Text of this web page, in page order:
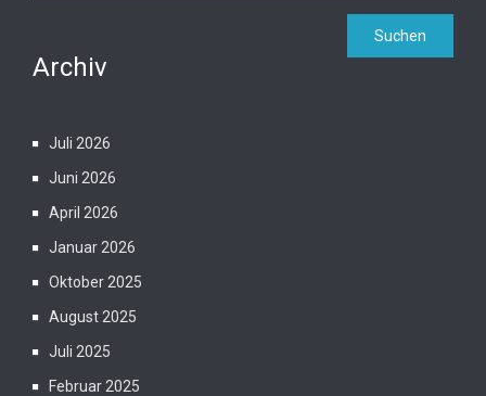
Archiv
Juli 2026
Juni 2026
April 2026
Januar 2026
Oktober 2025
August 2025
Juli 2025
Februar 2025